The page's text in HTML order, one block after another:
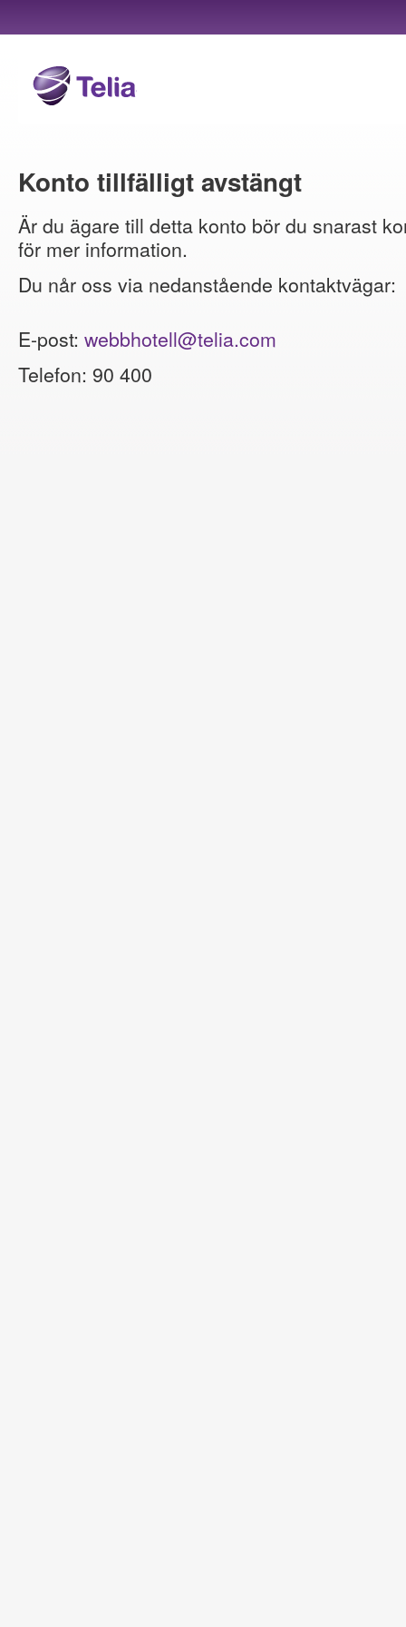
Konto tillfälligt avstängt
Är du ägare till detta konto bör du snarast
för mer information.
Du når oss via nedanstående kontaktvägar:
E-post: webbhotell@telia.com
Telefon: 90 400